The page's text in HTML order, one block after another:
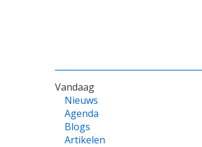
VOET
Vandaag
Nieuws
Agenda
Blogs
Artikelen